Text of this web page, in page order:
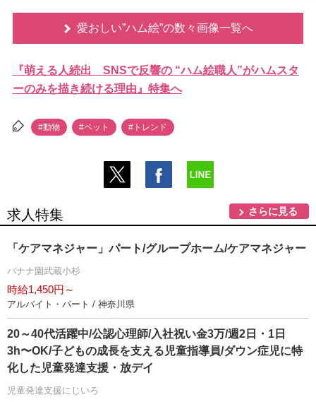
愛おしい”ハム絵”の数々画像一覧へ
『萌える人続出 SNSで反響の “ハム絵職人”がハムスタ
ーのみを描き続ける理由』特集へ
#動物 #ペット #トレンド
求人特集 さらに見る
「ケアマネジャー」パート/グループホーム/ケアマネジャー
バナナ園武蔵小杉
時給1,450円～
アルバイト・パート / 神奈川県
20～40代活躍中/公認心理師/入社祝い金3万/週2日・1日
3h〜OK/子どもの成長を支える児童指導員/ダウン症児に特
化した児童発達支援・放デイ
児童発達支援にじいろ